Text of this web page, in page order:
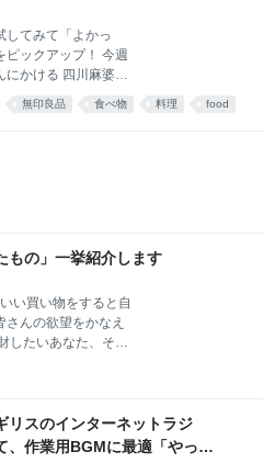
してみて「よかっ
ピックアップ！ 今週
かける 四川麻婆豆
料理が億劫な日
夏は外出するのも調
でも、手軽に本格
品です。 熱湯で約
あたためる場合は
け。初めて食べたと
無印良品 食べ物 料理 food
もの」一挙紹介します
い買い物をすると自
んの欲望をかなえ
したいあなた、そん
らされる癒しのひ
7/13(月)いっぱいま
（現在は先行セー
リスのインターネットラジ
作業用BGMに最適「やっぱ